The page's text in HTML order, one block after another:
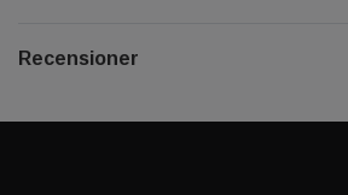
Recensioner